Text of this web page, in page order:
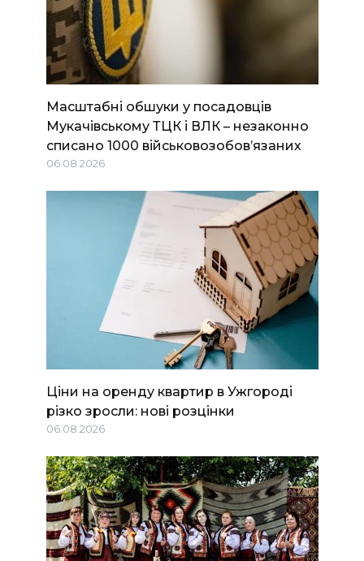
Масштабні обшуки у посадовців
Мукачівському ТЦК і ВЛК – незаконно
списано 1000 військовозобов’язаних
06.08.2026
Ціни на оренду квартир в Ужгороді
різко зросли: нові розцінки
06.08.2026